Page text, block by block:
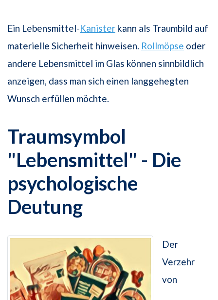
Ein Lebensmittel-Kanister kann als Traumbild auf
materielle Sicherheit hinweisen. Rollmöpse oder
andere Lebensmittel im Glas können sinnbildlich
anzeigen, dass man sich einen langgehegten
Wunsch erfüllen möchte.
Traumsymbol
"Lebensmittel" - Die
psychologische
Deutung
Der
Verzehr
von